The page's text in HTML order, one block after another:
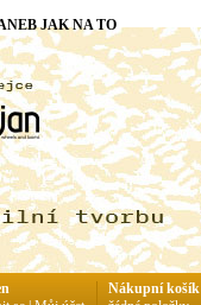
JAK NA TO
Nákupní košík